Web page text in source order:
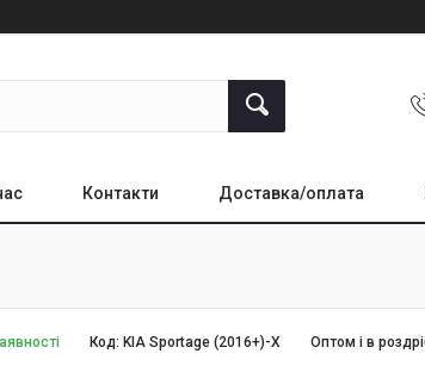
Контакти Доставка/оплата
Оптом і в
Код: KIA Sportage (2016+)-X